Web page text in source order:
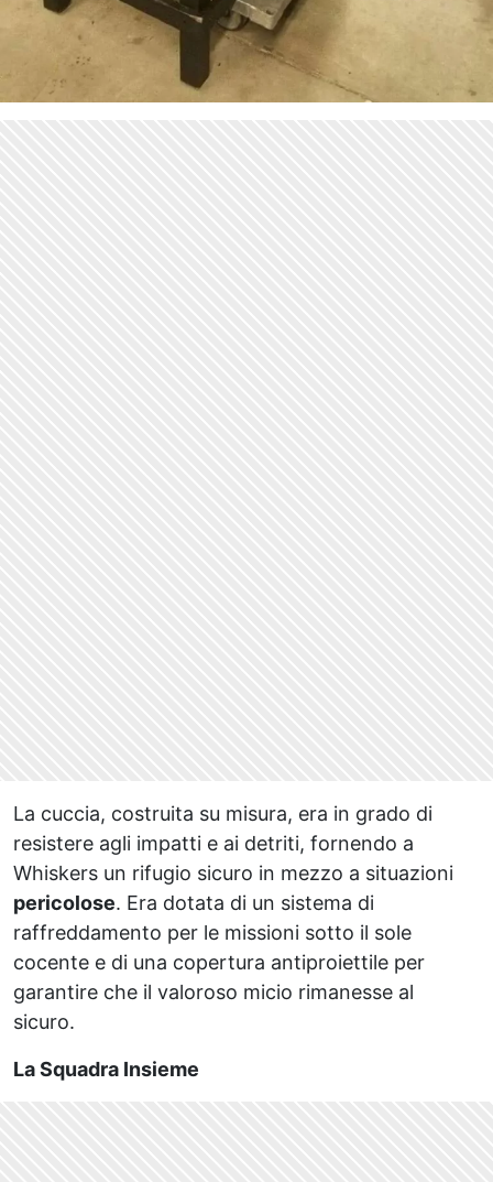
La cuccia, costruita su misura, era in grado di
resistere agli impatti e ai detriti, fornendo a
Whiskers un rifugio sicuro in mezzo a situazioni
pericolose. Era dotata di un sistema di
raffreddamento per le missioni sotto il sole
cocente e di una copertura antiproiettile per
garantire che il valoroso micio rimanesse al
sicuro.
La Squadra Insieme